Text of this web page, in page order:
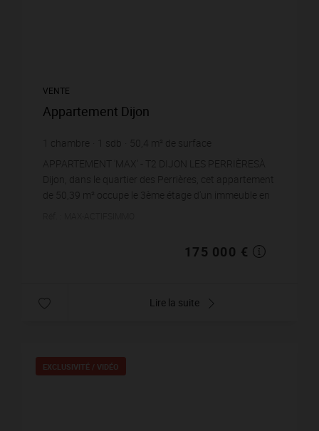
VENTE
Appartement Dijon
chambre sdb 50,4 m² de surface
3 472,22 € prix / m²
APPARTEMENT 'MAX' - T2 DIJON LES PERRIÈRESÀ
Dijon, dans le quartier des Perrières, cet appartement
de 50,39 m² occupe le 3ème étage d'un immeuble en
175 000 €
Lire la suite
EXCLUSIVITÉ / VIDÉO